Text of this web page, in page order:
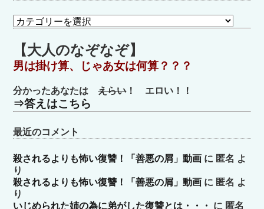
カ
テ
ゴ
リ
ー
【大人のなぞなぞ】
男は掛け算、じゃあ女は何算？？？
分かったあなたはえらい！ エロい！！
⇒答えはこちら
最近のコメント
殺されるよりも怖い復讐！「善悪の屑」動画 に 匿名 よ
り
殺されるよりも怖い復讐！「善悪の屑」動画 に 匿名 よ
り
いじめられた姉の為に弟がした復讐とは・・・
に 匿名